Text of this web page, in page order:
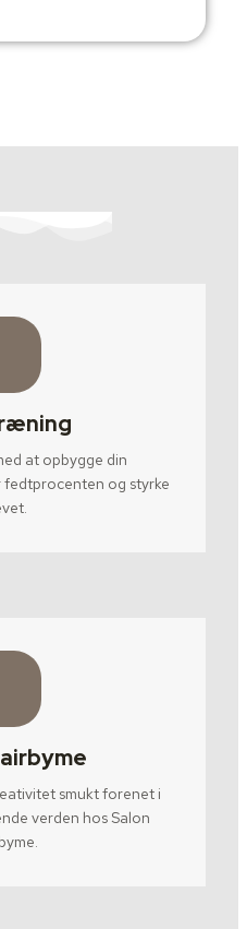
at opbygge din
fedtprocenten og styrke
smukt forenet i
verden hos Salon